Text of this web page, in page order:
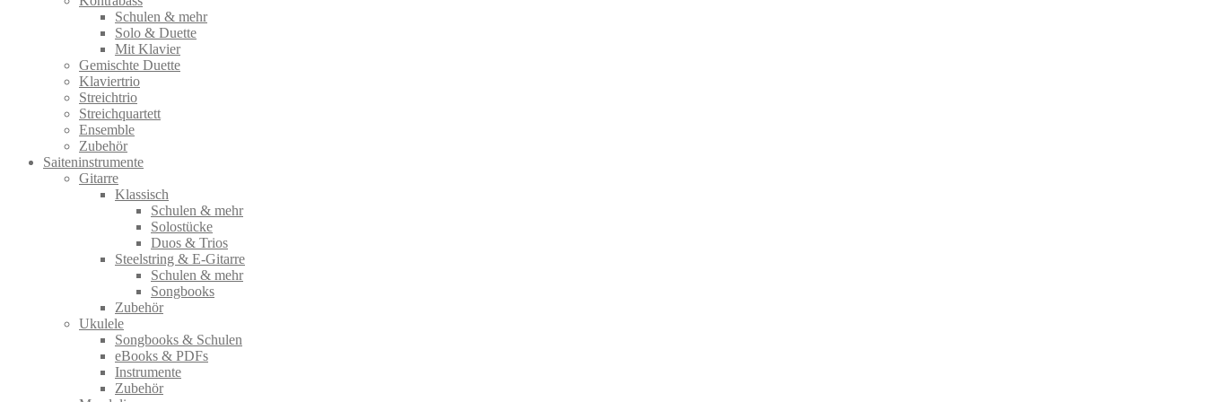
Schulen & mehr
Solo & Duette
Mit Klavier
Gemischte Duette
Klaviertrio
Streichtrio
Streichquartett
Ensemble
Zubehör
Saiteninstrumente
Gitarre
Klassisch
Schulen & mehr
Solostücke
Duos & Trios
Steelstring & E-Gitarre
Schulen & mehr
Songbooks
Zubehör
Ukulele
Songbooks & Schulen
eBooks & PDFs
Instrumente
Zubehör